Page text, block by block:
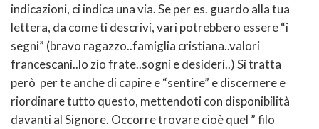
indicazioni, ci indica una via. Se per es. guardo alla tua
lettera, da come ti descrivi, vari potrebbero essere “i
segni” (bravo ragazzo..famiglia cristiana..valori
francescani..lo zio frate..sogni e desideri..) Si tratta
però per te anche di capire e “sentire” e discernere e
riordinare tutto questo, mettendoti con disponibilità
davanti al Signore. Occorre trovare cioè quel ” filo